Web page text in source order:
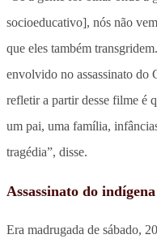
socioeducativo], nós não
que eles também
envolvido no assassinato do
refletir a partir desse filme é
um pai, uma família,
tragédia”, disse.
Assassinato do
Era madrugada de sábado,